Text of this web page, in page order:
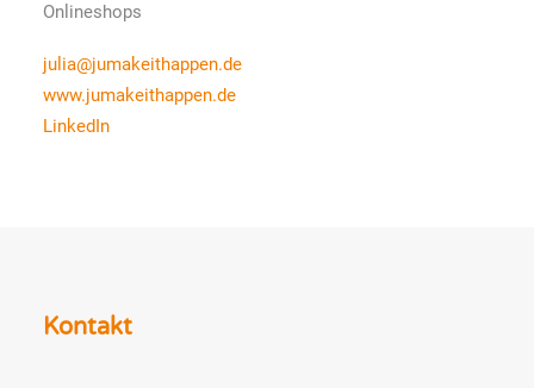
Onlineshops
julia@jumakeithappen.de
www.jumakeithappen.de
LinkedIn
Kontakt